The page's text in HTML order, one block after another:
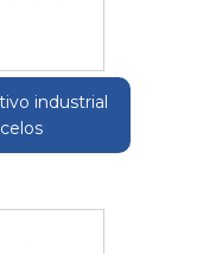
industrial